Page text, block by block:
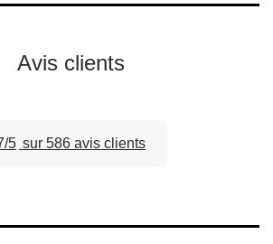
Avis clients
5 sur 586 avis clients